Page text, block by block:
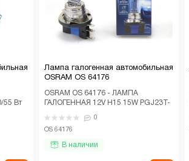
55 Вт
Лампа галогенная автомобильная
OSRAM OS 64176
OSRAM OS 64176 - ЛАМПА
ГАЛОГЕННАЯ 12V H15 15W PGJ23T-
галогенная автомо..
0
OS 64176
В наличии